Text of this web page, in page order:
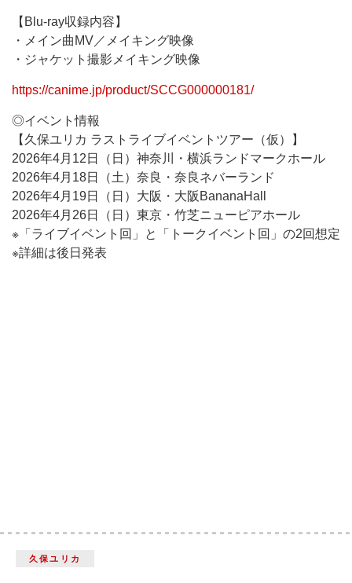
【Blu-ray収録内容】
・メイン曲MV／メイキング映像
・ジャケット撮影メイキング映像
https://canime.jp/product/SCCG000000181/
◎イベント情報
【久保ユリカ ラストライブイベントツアー（仮）】
2026年4月12日（日）神奈川・横浜ランドマークホール
2026年4月18日（土）奈良・奈良ネバーランド
2026年4月19日（日）大阪・大阪BananaHall
2026年4月26日（日）東京・竹芝ニューピアホール
※「ライブイベント回」と「トークイベント回」の2回想定
※詳細は後日発表
久保ユリカ